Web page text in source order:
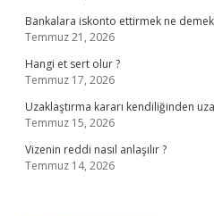
Bankalara iskonto ettirmek ne
Temmuz 21, 2026
Hangi et sert olur ?
Temmuz 17, 2026
Uzaklaştırma kararı kendiliğinden
Temmuz 15, 2026
Vizenin reddi nasıl anlaşılır ?
Temmuz 14, 2026